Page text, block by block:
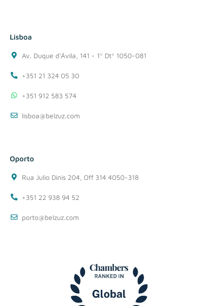
Lisboa
Av. Duque d'Ávila, 141 - 1º Dtº 1050-081
+351 21 324 05 30
+351 912 583 574
lisboa@belzuz.com
Oporto
Rua Julio Dinis 204, Off 314 4050-318
+351 22 938 94 52
porto@belzuz.com